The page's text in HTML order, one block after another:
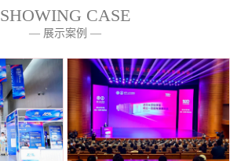
SHOWING CASE
— 展示案例 —